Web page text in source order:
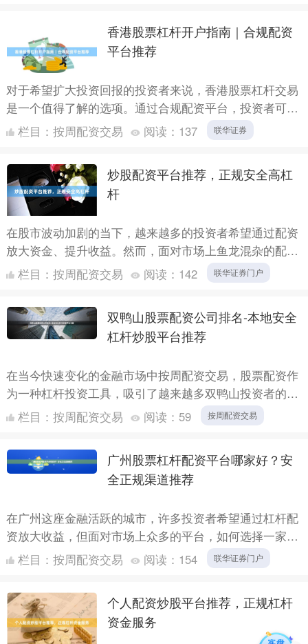
香港股票杠杆开户指南｜合规配资
平台推荐
对于希望扩大投资回报的投资者来说，香港股票杠杆交易
是一个值得了解的选项。通过合规配资平台，投资者可以
用较少的自有资金撬动更大规模的交易。本文将为您详细
解析香港股....
栏目： 按周配资交易 阅读： 137 联华证券
炒股配资平台推荐，正规安全高杠
杆
在股市波动加剧的当下，越来越多的投资者希望通过配资
放大资金、提升收益。然而，面对市场上鱼龙混杂的配资
平台，如何挑选一家正规、安全且提供高杠杆的配资平台
联华证券门....
栏目： 按周配资交易 阅读： 142 联华证券门户
双鸭山股票配资公司排名-本地安全
杠杆炒股平台推荐
在当今快速变化的金融市场中按周配资交易，股票配资作
为一种杠杆投资工具，吸引了越来越多双鸭山投资者的关
注。然而，面对市场上众多的配资公司，如何选择一家既
安全又可靠....
栏目： 按周配资交易 阅读： 59 按周配资交易
广州股票杠杆配资平台哪家好？安
全正规渠道推荐
在广州这座金融活跃的城市，许多投资者希望通过杠杆配
资放大收益，但面对市场上众多的平台，如何选择一家安
全、正规且可靠的机构成为关键问题。本文将为您详细解
析广州股票....
栏目： 按周配资交易 阅读： 154 联华证券门户
个人配资炒股平台推荐，正规杠杆
资金服务